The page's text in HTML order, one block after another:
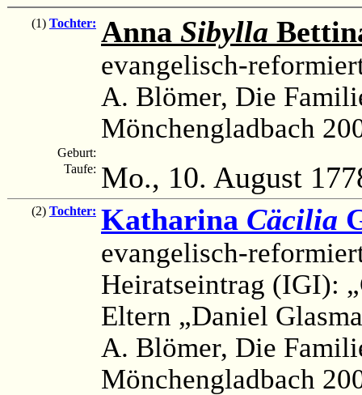
(1) Tochter: Anna Sibylla
evangelisch-
A. Blömer, Die
Mönchengladbach
Geburt:
Taufe: Mo., 10. August
(2) Tochter: Katharina Cäcilia
evangelisch-
Heiratseintrag (IGI):
Eltern „Daniel
A. Blömer, Die
Mönchengladbach